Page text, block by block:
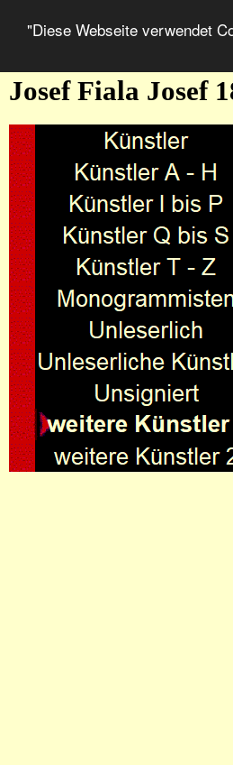
"Diese Webseite verwendet
Josef Fiala Josef